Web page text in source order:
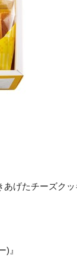
げたチーズクッ
)』